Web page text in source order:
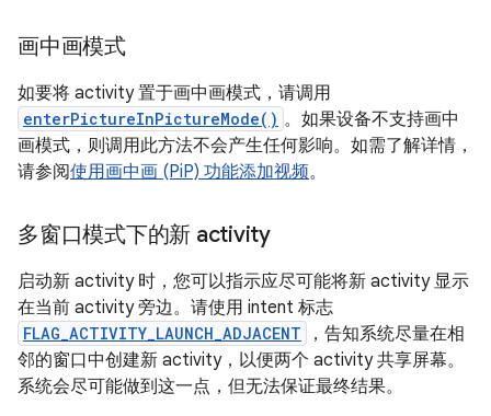
画中画模式
如要将 activity 置于画中画模式，请调用
enterPictureInPictureMode() 。如果设备不支持画中
画模式，则调用此方法不会产生任何影响。如需了解详情，
请参阅使用画中画 (PiP) 功能添加视频。
多窗口模式下的新 activity
启动新 activity 时，您可以指示应尽可能将新 activity 显示
在当前 activity 旁边。请使用 intent 标志
FLAG_ACTIVITY_LAUNCH_ADJACENT
，告知系统尽量在相
邻的窗口中创建新 activity，以便两个 activity 共享屏幕。
系统会尽可能做到这一点，但无法保证最终结果。